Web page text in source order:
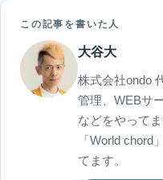
この記事を書いた人
大谷大
株式会社ondo
管理、WEBサ
などをやって
「World chord
てます。